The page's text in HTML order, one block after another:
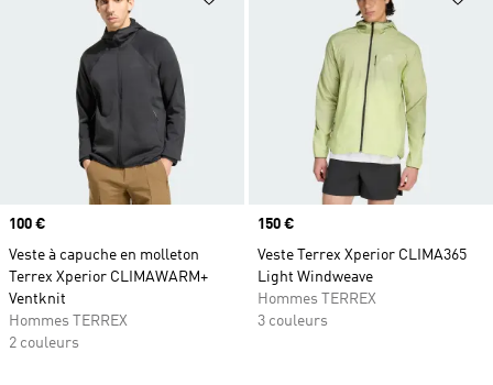
Prix
100 €
Veste à capuche en molleton
Terrex Xperior CLIMAWARM+
Ventknit
Hommes TERREX
2 couleurs
Prix
150 €
Veste Terrex Xperior CLIMA365
Light Windweave
Hommes TERREX
3 couleurs